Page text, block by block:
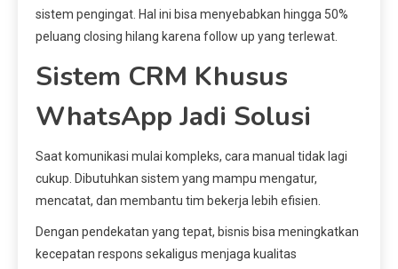
sistem pengingat. Hal ini bisa menyebabkan hingga 50%
peluang closing hilang karena follow up yang terlewat.
Sistem CRM Khusus
WhatsApp Jadi Solusi
Saat komunikasi mulai kompleks, cara manual tidak lagi
cukup. Dibutuhkan sistem yang mampu mengatur,
mencatat, dan membantu tim bekerja lebih efisien.
Dengan pendekatan yang tepat, bisnis bisa meningkatkan
kecepatan respons sekaligus menjaga kualitas